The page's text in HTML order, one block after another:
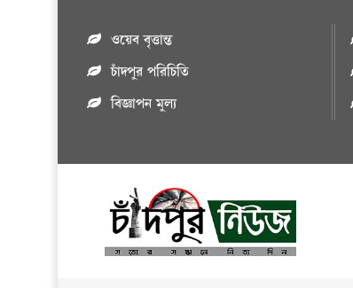
ওয়েব বৃত্তান্ত
চাঁদপুর পরিচিতি
বিজ্ঞাপন মুল্য